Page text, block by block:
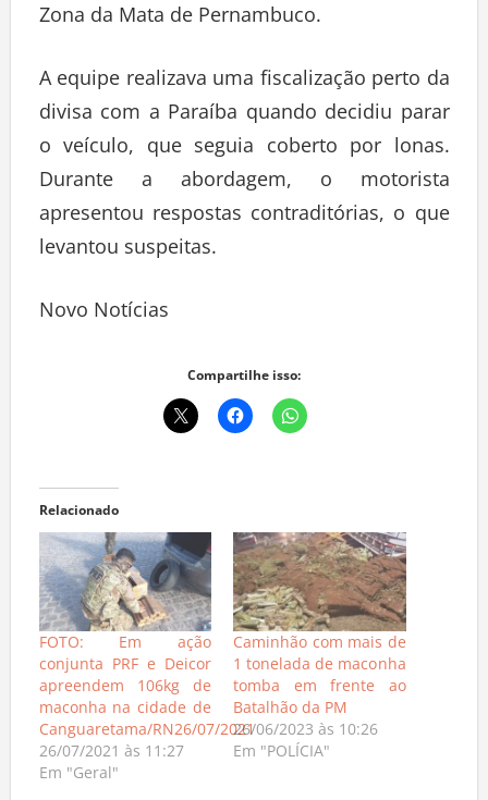
Zona da Mata de Pernambuco.
A equipe realizava uma fiscalização perto da
divisa com a Paraíba quando decidiu parar
o veículo, que seguia coberto por lonas.
Durante a abordagem, o motorista
apresentou respostas contraditórias, o que
levantou suspeitas.
Novo Notícias
Compartilhe isso:
Relacionado
FOTO: Em ação
conjunta PRF e Deicor
apreendem 106kg de
maconha na cidade de
Canguaretama/RN26/07/2021
26/07/2021 às 11:27
Em "Geral"
Caminhão com mais de
1 tonelada de maconha
tomba em frente ao
Batalhão da PM
26/06/2023 às 10:26
Em "POLÍCIA"